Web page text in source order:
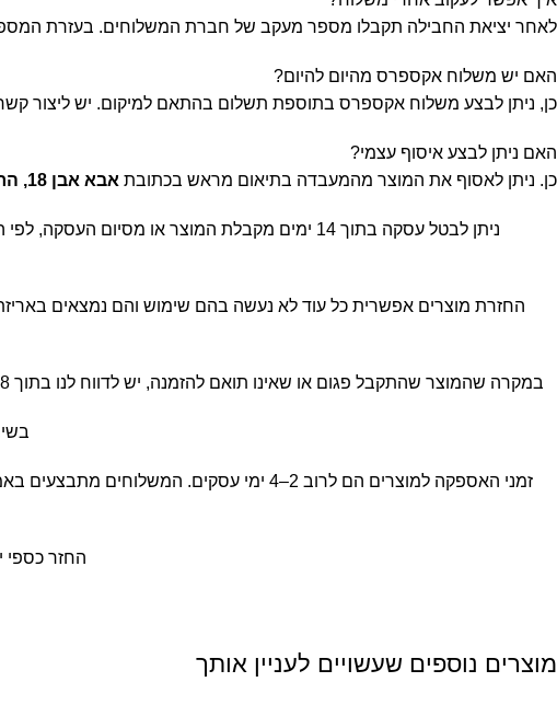
לאחר יציאת החבילה תקבלו מספר מעקב של חברת המשלוחים. בעזרת
האם יש משלוח אקספרס מהיום להיום?
כן, ניתן לבצע משלוח אקספרס בתוספת תשלום בהתאם למיקום. יש ליצור
האם ניתן לבצע איסוף עצמי?
כן. ניתן לאסוף את המוצר מהמעבדה בתיאום מראש בכתובת אבא אבן 18, הרצליה
ניתן לבטל עסקה בתוך 14 ימים מקבלת המוצר או
החזרת מוצרים אפשרית כל עוד לא נעשה בהם שימוש והם נמצאים
במקרה שהמוצר שהתקבל פגום או שאינו תואם להזמנה, יש לדווח לנו בתוך 48 שעות מקבלת החבילה. לאחר אימות הפגם או אי־ההתאמה, נציע החזר מלא, החלפה או פתרון אחר, ועלות המשלוח תחול עלינו.
זמני האספקה למוצרים הם לרוב 2–4 ימי
החזר כספי
מוצרים נוספים שעשויים לעניין אותך